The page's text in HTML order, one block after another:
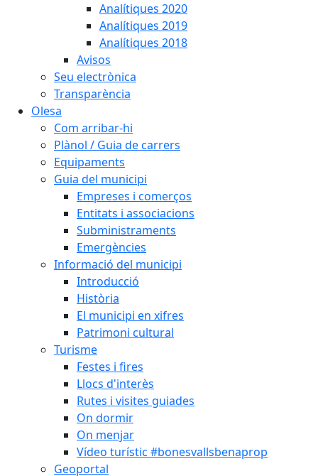
Analítiques 2020
Analítiques 2019
Analítiques 2018
Avisos
Seu electrònica
Transparència
Olesa
Com arribar-hi
Plànol / Guia de carrers
Equipaments
Guia del municipi
Empreses i comerços
Entitats i associacions
Subministraments
Emergències
Informació del municipi
Introducció
Història
El municipi en xifres
Patrimoni cultural
Turisme
Festes i fires
Llocs d'interès
Rutes i visites guiades
On dormir
On menjar
Vídeo turístic #bonesvallsbenaprop
Geoportal